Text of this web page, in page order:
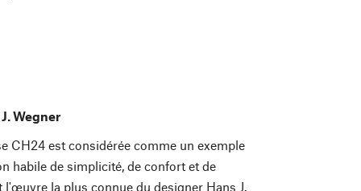
Wegner
CH24 est considérée comme un exemple
habile de simplicité, de confort et de
la plus connue du designer Hans J.